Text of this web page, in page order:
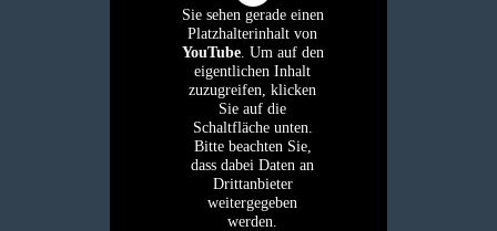
Sie sehen gerade einen
Platzhalterinhalt von
YouTube. Um auf den
eigentlichen Inhalt
zuzugreifen, klicken
Sie auf die
Schaltfläche unten.
Bitte beachten Sie,
dass dabei Daten an
Drittanbieter
weitergegeben
werden.